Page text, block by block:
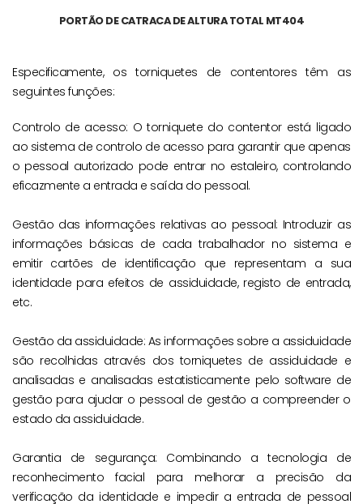
PORTÃO DE CATRACA DE ALTURA TOTAL MT404
Especificamente, os torniquetes de contentores têm as
seguintes funções:
Controlo de acesso: O torniquete do contentor está ligado
ao sistema de controlo de acesso para garantir que apenas
o pessoal autorizado pode entrar no estaleiro, controlando
eficazmente a entrada e saída do pessoal.
Gestão das informações relativas ao pessoal: Introduzir as
informações básicas de cada trabalhador no sistema e
emitir cartões de identificação que representam a sua
identidade para efeitos de assiduidade, registo de entrada,
etc.
Gestão da assiduidade: As informações sobre a assiduidade
são recolhidas através dos torniquetes de assiduidade e
analisadas e analisadas estatisticamente pelo software de
gestão para ajudar o pessoal de gestão a compreender o
estado da assiduidade.
Garantia de segurança: Combinando a tecnologia de
reconhecimento facial para melhorar a precisão da
verificação da identidade e impedir a entrada de pessoal